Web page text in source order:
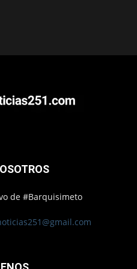
de #Barquisimeto